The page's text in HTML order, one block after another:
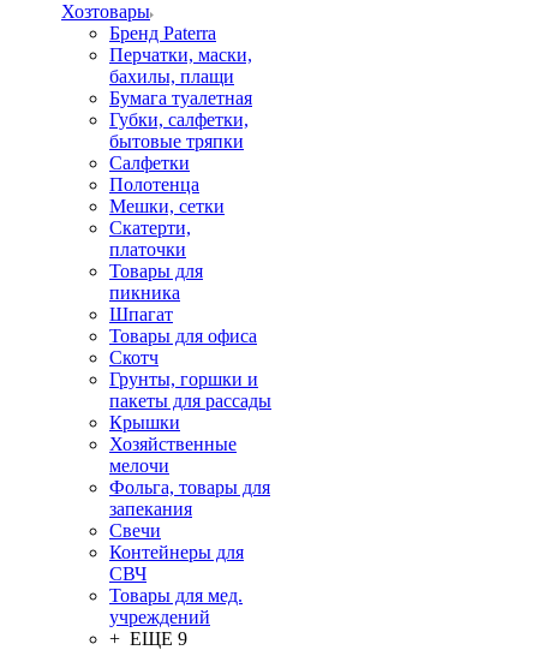
Хозтовары
Бренд Paterra
Перчатки, маски,
бахилы, плащи
Бумага туалетная
Губки, салфетки,
бытовые тряпки
Салфетки
Полотенца
Мешки, сетки
Скатерти,
платочки
Товары для
пикника
Шпагат
Товары для офиса
Скотч
Грунты, горшки и
пакеты для рассады
Крышки
Хозяйственные
мелочи
Фольга, товары для
запекания
Свечи
Контейнеры для
СВЧ
Товары для мед.
учреждений
+ ЕЩЕ 9